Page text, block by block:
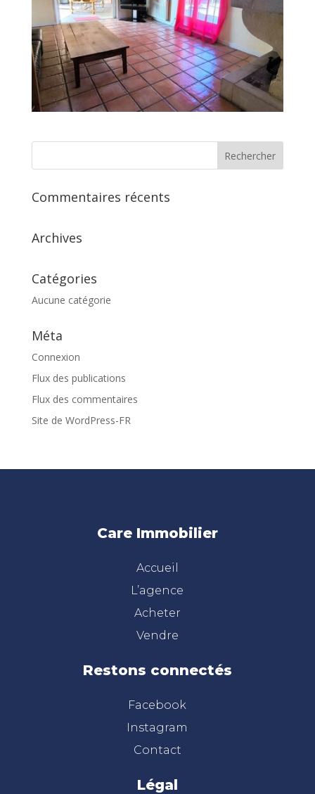
Commentaires récents
Archives
Catégories
Aucune catégorie
Méta
Connexion
Flux des publications
Flux des commentaires
Site de WordPress-FR
Care Immobilier
Accueil
L’agence
Acheter
Vendre
Restons connectés
Facebook
Instagram
Contact
Légal